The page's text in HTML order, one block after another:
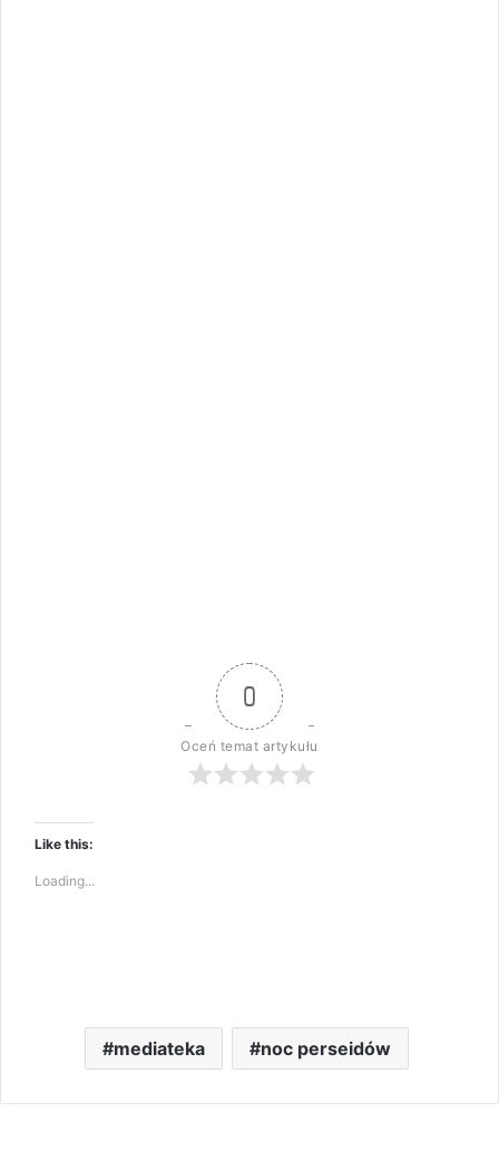
0
Oceń temat artykułu
Like this:
Loading...
mediateka noc perseidów